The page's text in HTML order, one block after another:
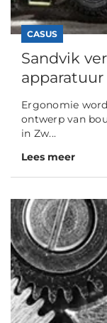
CASUS
Sandvik
apparatuur
Ergonomie
ontwerp van
in Zw...
Lees meer